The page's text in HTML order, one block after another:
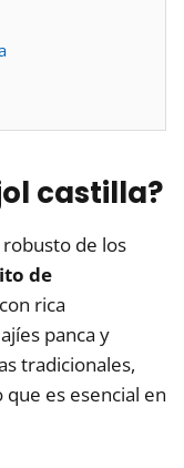
castilla?
de los
de
rica
panca y
tradicionales,
es esencial en